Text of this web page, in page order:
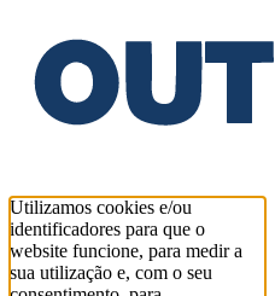
Utilizamos cookies e/ou
identificadores para que o
website funcione, para medir a
sua utilização e, com o seu